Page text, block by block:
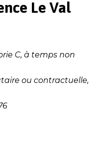
Le Val
C, à temps non
ou contractuelle,